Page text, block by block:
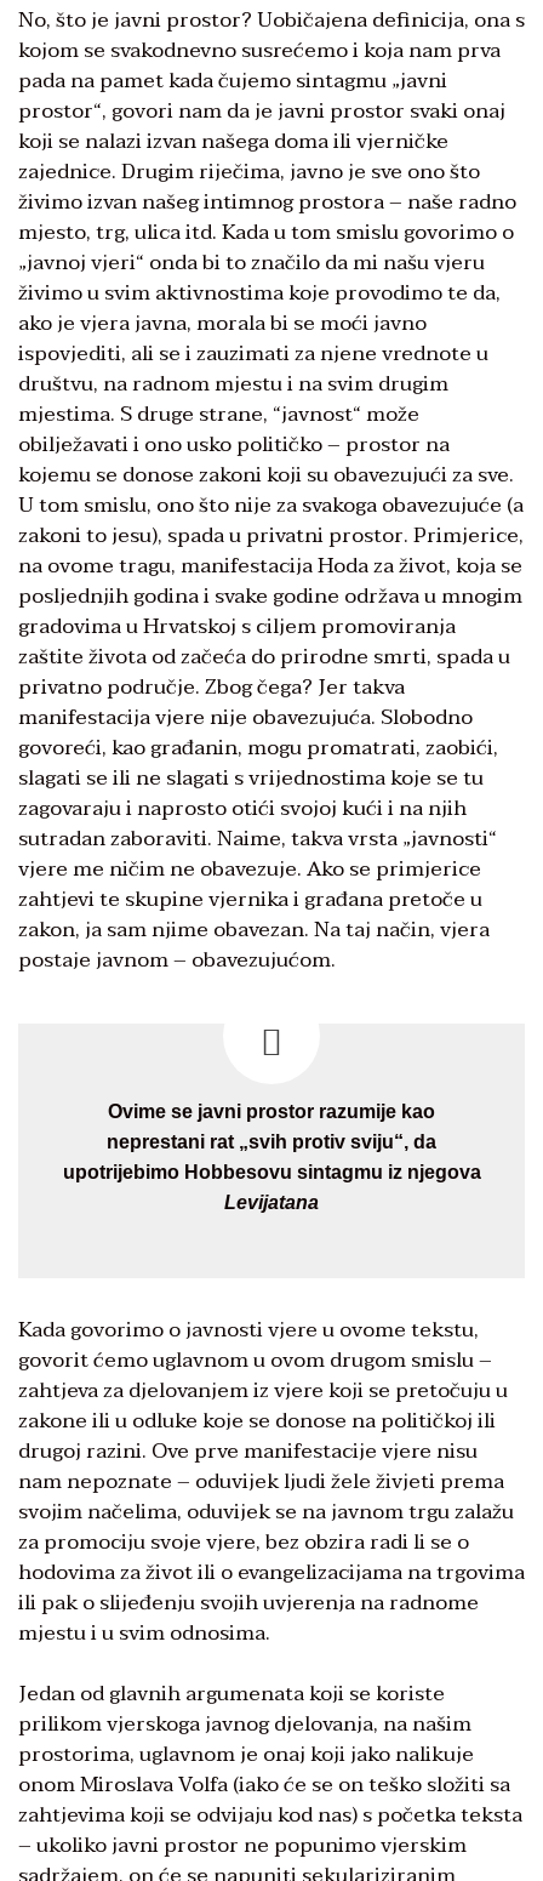
No, što je javni prostor? Uobičajena definicija, ona s
kojom se svakodnevno susrećemo i koja nam prva
pada na pamet kada čujemo sintagmu „javni
prostor“, govori nam da je javni prostor svaki onaj
koji se nalazi izvan našega doma ili vjerničke
zajednice. Drugim riječima, javno je sve ono što
živimo izvan našeg intimnog prostora – naše radno
mjesto, trg, ulica itd. Kada u tom smislu govorimo o
„javnoj vjeri“ onda bi to značilo da mi našu vjeru
živimo u svim aktivnostima koje provodimo te da,
ako je vjera javna, morala bi se moći javno
ispovjediti, ali se i zauzimati za njene vrednote u
društvu, na radnom mjestu i na svim drugim
mjestima. S druge strane, “javnost“ može
obilježavati i ono usko političko – prostor na
kojemu se donose zakoni koji su obavezujući za sve.
U tom smislu, ono što nije za svakoga obavezujuće (a
zakoni to jesu), spada u privatni prostor. Primjerice,
na ovome tragu, manifestacija Hoda za život, koja se
posljednjih godina i svake godine održava u mnogim
gradovima u Hrvatskoj s ciljem promoviranja
zaštite života od začeća do prirodne smrti, spada u
privatno područje. Zbog čega? Jer takva
manifestacija vjere nije obavezujuća. Slobodno
govoreći, kao građanin, mogu promatrati, zaobići,
slagati se ili ne slagati s vrijednostima koje se tu
zagovaraju i naprosto otići svojoj kući i na njih
sutradan zaboraviti. Naime, takva vrsta „javnosti“
vjere me ničim ne obavezuje. Ako se primjerice
zahtjevi te skupine vjernika i građana pretoče u
zakon, ja sam njime obavezan. Na taj način, vjera
postaje javnom – obavezujućom.
Ovime se javni prostor razumije kao
neprestani rat „svih protiv sviju“, da
upotrijebimo Hobbesovu sintagmu iz njegova
Levijatana
Kada govorimo o javnosti vjere u ovome tekstu,
govorit ćemo uglavnom u ovom drugom smislu –
zahtjeva za djelovanjem iz vjere koji se pretočuju u
zakone ili u odluke koje se donose na političkoj ili
drugoj razini. Ove prve manifestacije vjere nisu
nam nepoznate – oduvijek ljudi žele živjeti prema
svojim načelima, oduvijek se na javnom trgu zalažu
za promociju svoje vjere, bez obzira radi li se o
hodovima za život ili o evangelizacijama na trgovima
ili pak o slijeđenju svojih uvjerenja na radnome
mjestu i u svim odnosima.
Jedan od glavnih argumenata koji se koriste
prilikom vjerskoga javnog djelovanja, na našim
prostorima, uglavnom je onaj koji jako nalikuje
onom Miroslava Volfa (iako će se on teško složiti sa
zahtjevima koji se odvijaju kod nas) s početka teksta
– ukoliko javni prostor ne popunimo vjerskim